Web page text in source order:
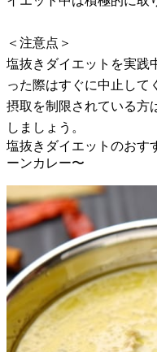
＜注意点＞
塩抜きダイエットを実践
った際はすぐに中止して
摂取を制限されている方
しましょう。
塩抜きダイエットのお
ーンカレー〜